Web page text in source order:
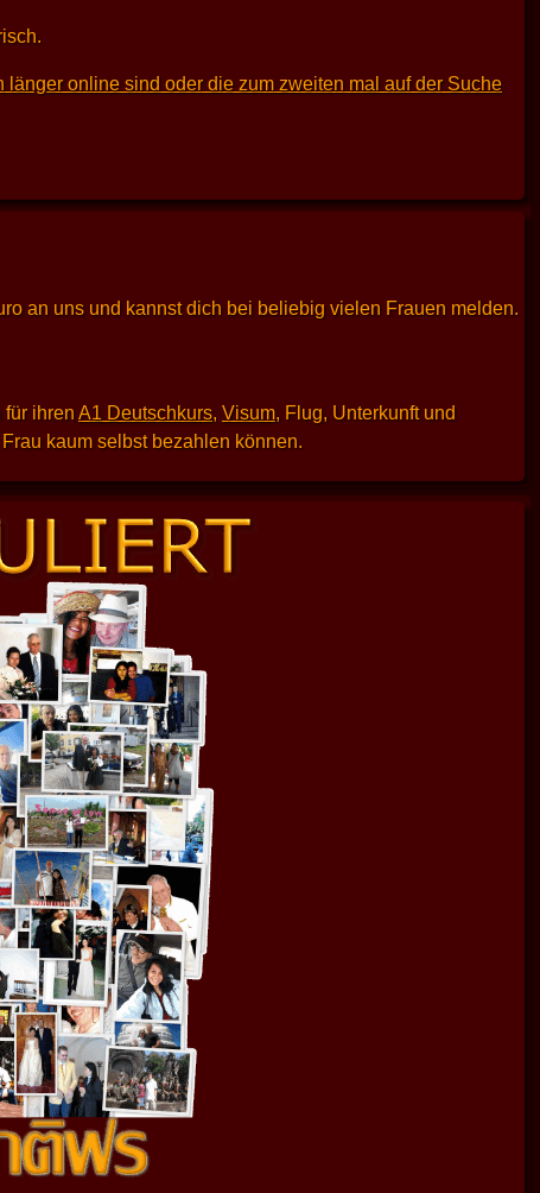
online sind oder die zum zweiten mal auf der Suche
an uns und kannst dich bei beliebig vielen Frauen melden.
für ihrenA1 Deutschkurs, Visum, Flug, Unterkunft und
kaum selbst bezahlen können.